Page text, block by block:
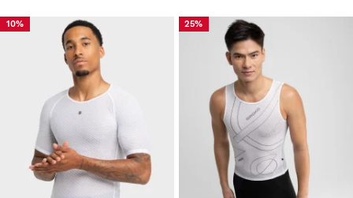
10% 25%